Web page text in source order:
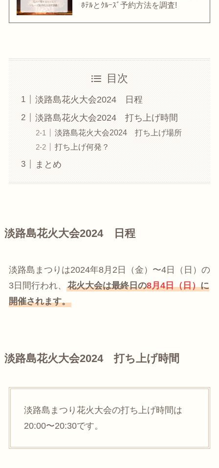
ﾎﾃﾙとｸﾙｰｽﾞ予約方法を調査!
目次
淡路島花火大会2024 日程
淡路島花火大会2024 打ち上げ時間
淡路島花火大会2024 打ち上げ場所
打ち上げ何発？
まとめ
淡路島花火大会2024 日程
淡路島まつりは2024年8月2日（金）〜4日（日）の
3日間行われ、 花火大会は最終日の8月4日（日）に
開催されます。
淡路島花火大会2024 打ち上げ時間
淡路島まつり花火大会の打ち上げ時間は
20:00〜20:30です。